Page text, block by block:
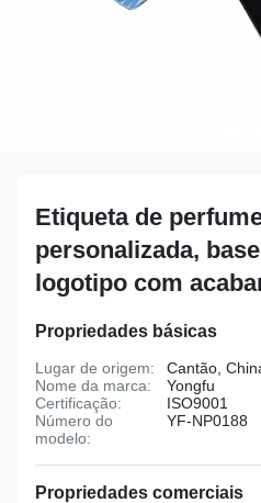
Etiqueta de
personalizada,
logotipo com
Propriedades básicas
Lugar de origem:
Cantão,
Nome da marca:
Yongfu
Certificação:
ISO9001
Número do
modelo:
YF-NP0188
Propriedades comerciais